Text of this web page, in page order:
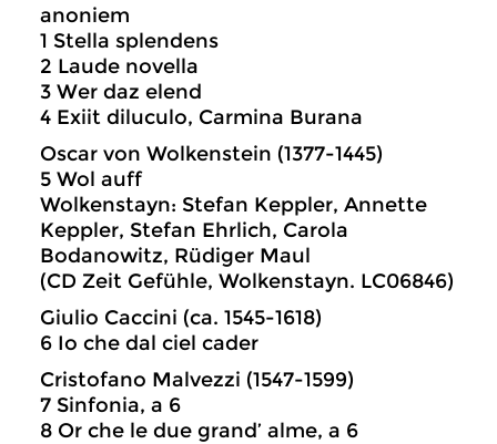
anoniem
1 Stella splendens
2 Laude novella
3 Wer daz elend
4 Exiit diluculo, Carmina Burana
Oscar von Wolkenstein (1377-1445)
5 Wol auff
Wolkenstayn: Stefan Keppler, Annette
Keppler, Stefan Ehrlich, Carola
Bodanowitz, Rüdiger Maul
(CD Zeit Gefühle, Wolkenstayn. LC06846)
Giulio Caccini (ca. 1545-1618)
6 Io che dal ciel cader
Cristofano Malvezzi (1547-1599)
7 Sinfonia, a 6
8 Or che le due grand’ alme, a 6